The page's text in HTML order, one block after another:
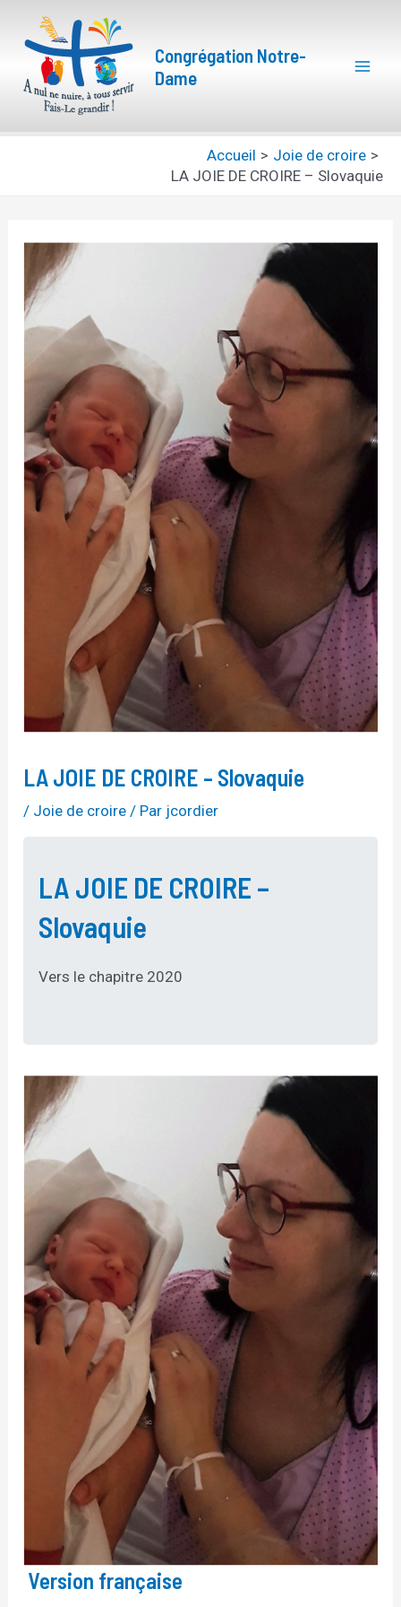
contenu
Congrégation Notre-
Dame
Accueil
Joie de croire
LA JOIE DE CROIRE – Slovaquie
LA JOIE DE CROIRE – Slovaquie
/ Joie de croire / Par jcordier
LA JOIE DE CROIRE –
Slovaquie
Vers le chapitre 2020
Version française
Navigation
des
articles